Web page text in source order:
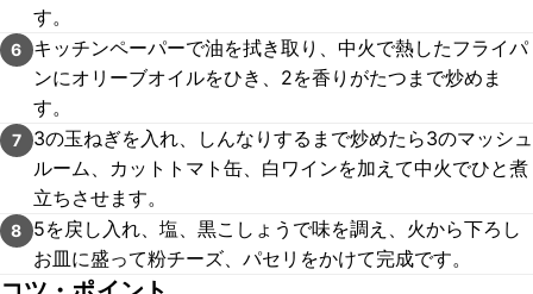
す。
6
キッチンペーパーで油を拭き取り、中火で熱したフライパ
ンにオリーブオイルをひき、2を香りがたつまで炒めま
す。
7
3の玉ねぎを入れ、しんなりするまで炒めたら3のマッシュ
ルーム、カットトマト缶、白ワインを加えて中火でひと煮
立ちさせます。
8
5を戻し入れ、塩、黒こしょうで味を調え、火から下ろし
お皿に盛って粉チーズ、パセリをかけて完成です。